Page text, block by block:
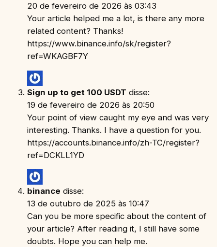
20 de fevereiro de 2026 às 03:43
Your article helped me a lot, is there any more
related content? Thanks!
https://www.binance.info/sk/register?
ref=WKAGBF7Y
Sign up to get 100 USDT disse:
19 de fevereiro de 2026 às 20:50
Your point of view caught my eye and was very
interesting. Thanks. I have a question for you.
https://accounts.binance.info/zh-TC/register?
ref=DCKLL1YD
binance disse:
13 de outubro de 2025 às 10:47
Can you be more specific about the content of
your article? After reading it, I still have some
doubts. Hope you can help me.